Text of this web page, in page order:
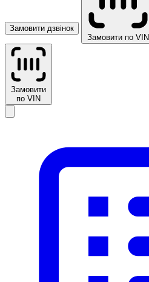
Замовити дзвінок
Замовити по VIN
Замовити
по VIN